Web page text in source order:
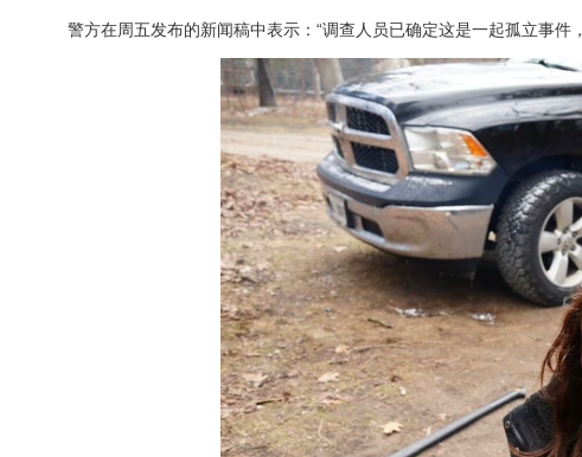
警方在周五发布的新闻稿中表示：“调查人员已确定这是一起孤立事件